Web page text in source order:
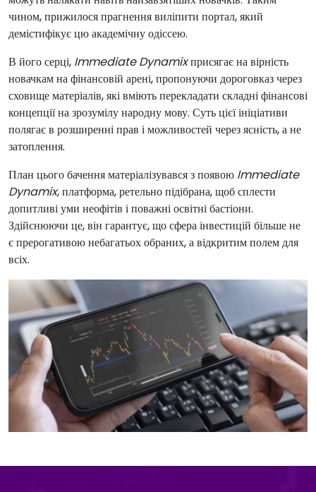
чином, прижилося прагнення виліпити портал, який
демістифікує цю академічну одіссею.
В його серці, Immediate Dynamixприсягає на вірність
новачкам на фінансовій арені, пропонуючи дороговказ через
сховище матеріалів, які вміють перекладати складні фінансові
концепції на зрозумілу народну мову. Суть цієї ініціативи
полягає в розширенні прав і можливостей через ясність, а не
затоплення.
План цього бачення матеріалізувався з появою Immediate
Dynamix, платформа, ретельно підібрана, щоб сплести
допитливі уми неофітів і поважні освітні бастіони.
Здійснюючи це, він гарантує, що сфера інвестицій більше не
є прерогативою небагатьох обраних, а відкритим полем для
всіх.